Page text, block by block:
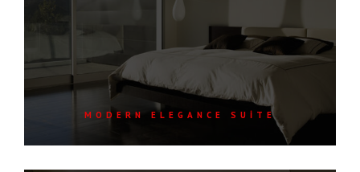
MODERN ELEGANCE SUITE